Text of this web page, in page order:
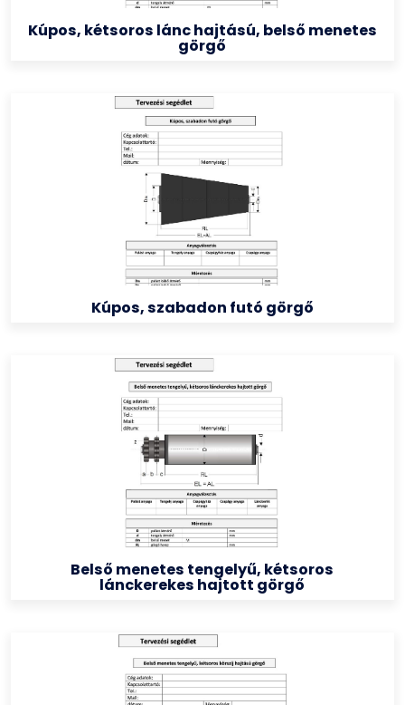
Kúpos, kétsoros lánc hajtású, belső menetes
görgő
Kúpos, szabadon futó görgő
Belső menetes tengelyű, kétsoros
lánckerekes hajtott görgő